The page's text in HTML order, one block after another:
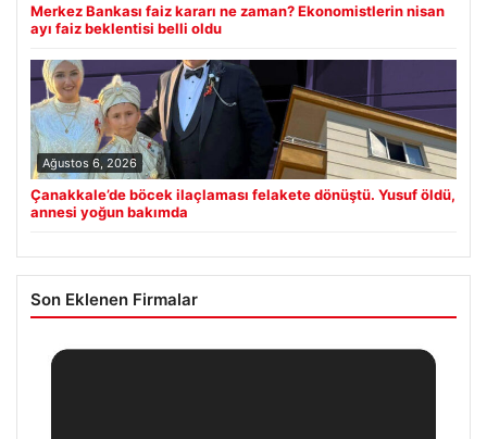
Merkez Bankası faiz kararı ne zaman? Ekonomistlerin nisan
ayı faiz beklentisi belli oldu
Ağustos 6, 2026
Çanakkale’de böcek ilaçlaması felakete dönüştü. Yusuf öldü,
annesi yoğun bakımda
Son Eklenen Firmalar